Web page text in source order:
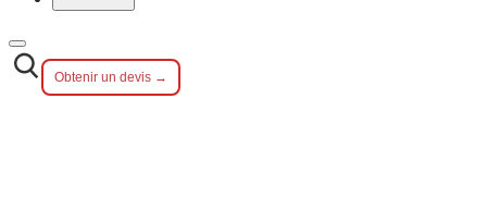
Obtenir un devis →